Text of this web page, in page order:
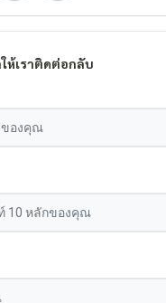
ห้เราติดต่อกลับ